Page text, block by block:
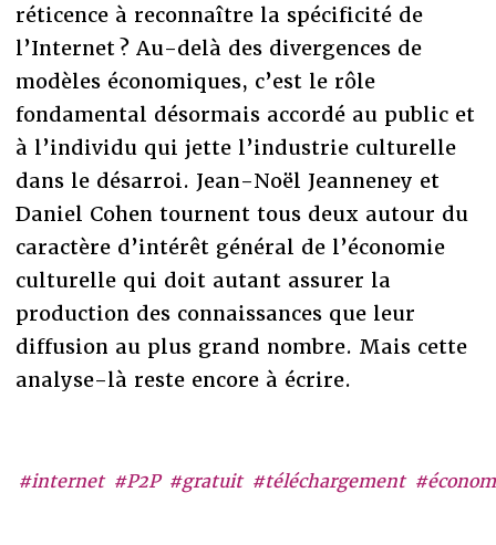
#internet #P2P #gratuit #téléchargement
réticence à reconnaître la spécificité de
l’Internet ? Au-delà des divergences de
modèles économiques, c’est le rôle
fondamental désormais accordé au public et
à l’individu qui jette l’industrie culturelle
dans le désarroi. Jean-Noël Jeanneney et
Daniel Cohen tournent tous deux autour du
caractère d’intérêt général de l’économie
culturelle qui doit autant assurer la
production des connaissances que leur
diffusion au plus grand nombre. Mais cette
analyse-là reste encore à écrire.